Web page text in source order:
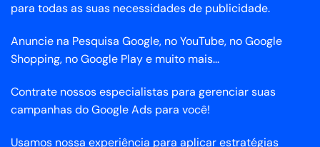
para todas as suas necessidades de publicidade.
Anuncie na Pesquisa Google, no YouTube, no Google
Shopping, no Google Play e muito mais...
Contrate nossos especialistas para gerenciar suas
campanhas do Google Ads para você!
Usamos nossa experiência para aplicar estratégias